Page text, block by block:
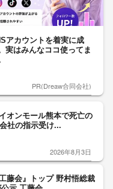
アカウントを着実に成
実はみんなココ使ってま
PR(Dreaw合同会社)
オンモール熊本で死亡の
社の指示受け...
2026年8月3日
藤会』トップ 野村悟総裁